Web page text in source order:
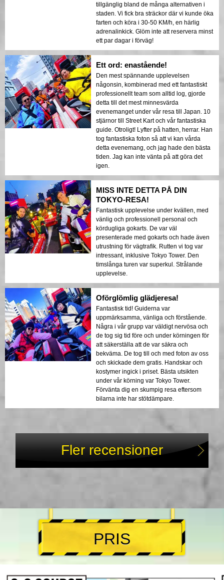
tillgänglig bland de många alternativen i
staden. Vi fick bra sträckor där vi kunde öka
farten och köra i 30-50 KM/h, en härlig
adrenalinkick. Glöm inte att reservera minst
ett par dagar i förväg!
Ett ord: enastående!
Den mest spännande upplevelsen
någonsin, kombinerad med ett fantastiskt
professionellt team som alltid log, gjorde
detta till det mest minnesvärda
evenemanget under vår resa till Japan. 10
stjärnor till Street Kart och vår fantastiska
guide. Otroligt! Lyfter på hatten, herrar. Han
tog fantastiska foton så att vi kan vårda
detta evenemang, och jag hade den bästa
tiden. Jag kan inte vänta på att göra det
igen.
MISS INTE DETTA PÅ DIN
TOKYO-RESA!
Fantastisk upplevelse under kvällen, med
vänlig och professionell personal och
kördugliga gokarts. De var väl
presenterade med gokarts och hade även
utrustning för vägtrafik. Rutten vi tog var
intressant, inklusive Tokyo Tower. Den
timslånga turen var superkul. Strålande
upplevelse.
Oförglömlig glädjeresa!
Fantastisk tid! Guiderna var
uppmärksamma, vänliga och förstående.
Några i vår grupp var väldigt nervösa och
de tog sig tid före och under körningen för
att säkerställa att de var säkra och
bekväma. De tog till och med foton av oss
och skickade dem gratis. Handskar och
kostymer ingick i priset. Bästa utsikten
under vår körning var Tokyo Tower.
Förvänta dig en skumpig resa eftersom
bilarna inte har stötdämpare.
Fler recensioner
PRIS